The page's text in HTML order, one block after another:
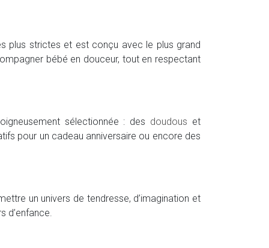
plus strictes et est conçu avec le plus grand
bébé en douceur, tout en respectant
sélectionnée : des doudous et
pour un cadeau anniversaire ou encore des
un univers de tendresse, d’imagination et
d’enfance.